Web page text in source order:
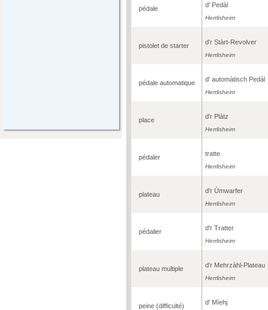
pédale d' Pedàl
Herrlisheim
pistolet de starter d'r Stàrt-Revolver
Herrlisheim
pédale automatique d' automàtisch Pedàl
Herrlisheim
place d'r Plàtz
Herrlisheim
pédaler tratte
Herrlisheim
plateau d'r Ùmwarfer
Herrlisheim
pédalier d'r Tratter
Herrlisheim
plateau multiple d'r Mehrzàhl-Plateau
Herrlisheim
peine (difficulté) d' Mìehj